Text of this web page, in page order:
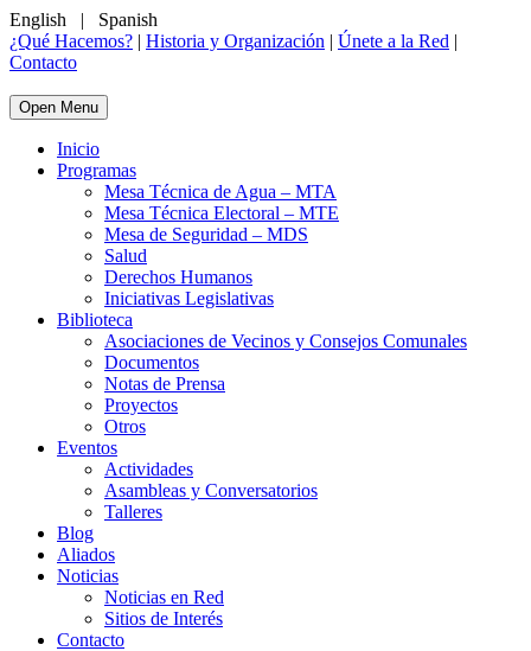
English |
Spanish
¿Qué Hacemos? | Historia y Organización | Únete a la Red |
Contacto
Open Menu
Inicio
Programas
Mesa Técnica de Agua – MTA
Mesa Técnica Electoral – MTE
Mesa de Seguridad – MDS
Salud
Derechos Humanos
Iniciativas Legislativas
Biblioteca
Asociaciones de Vecinos y Consejos Comunales
Documentos
Notas de Prensa
Proyectos
Otros
Eventos
Actividades
Asambleas y Conversatorios
Talleres
Blog
Aliados
Noticias
Noticias en Red
Sitios de Interés
Contacto